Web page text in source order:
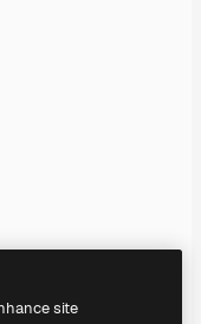
Premium
Premium
site